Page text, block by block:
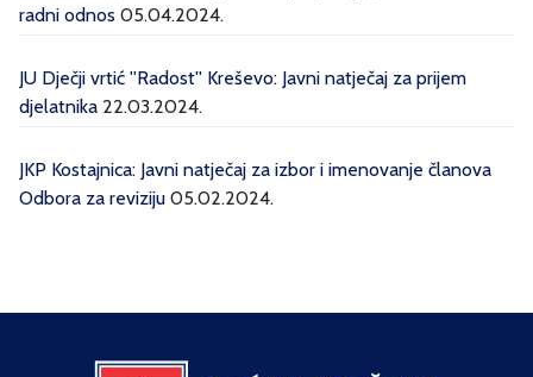
radni odnos 05.04.2024.
JU Dječji vrtić ''Radost'' Kreševo: Javni natječaj za prijem
djelatnika 22.03.2024.
JKP Kostajnica: Javni natječaj za izbor i imenovanje članova
Odbora za reviziju 05.02.2024.